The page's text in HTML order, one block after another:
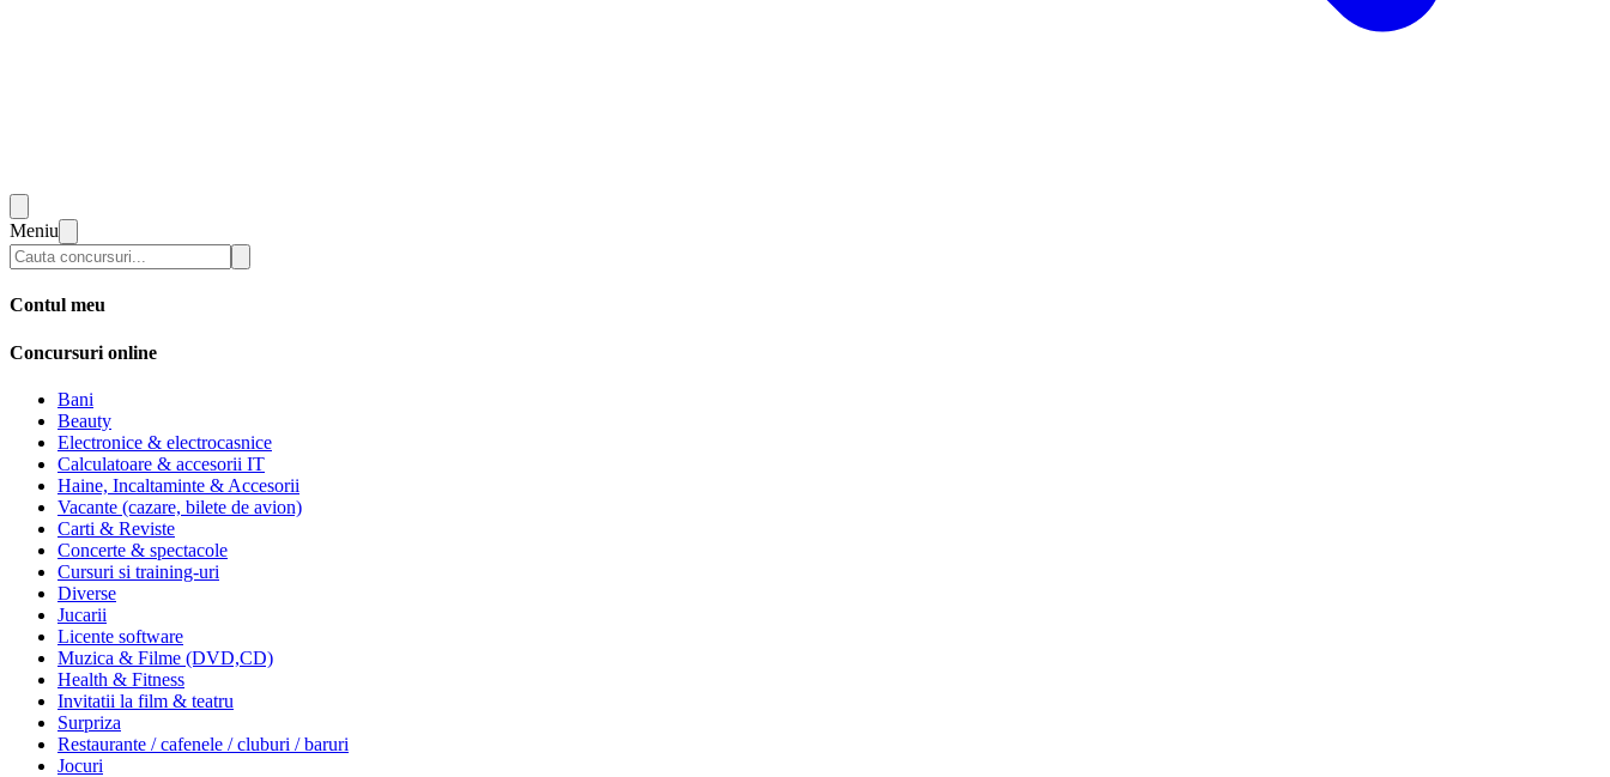
Meniu
Contul meu
Concursuri online
Bani
Beauty
Electronice & electrocasnice
Calculatoare & accesorii IT
Haine, Incaltaminte & Accesorii
Vacante (cazare, bilete de avion)
Carti & Reviste
Concerte & spectacole
Cursuri si training-uri
Diverse
Jucarii
Licente software
Muzica & Filme (DVD,CD)
Health & Fitness
Invitatii la film & teatru
Surpriza
Restaurante / cafenele / cluburi / baruri
Jocuri